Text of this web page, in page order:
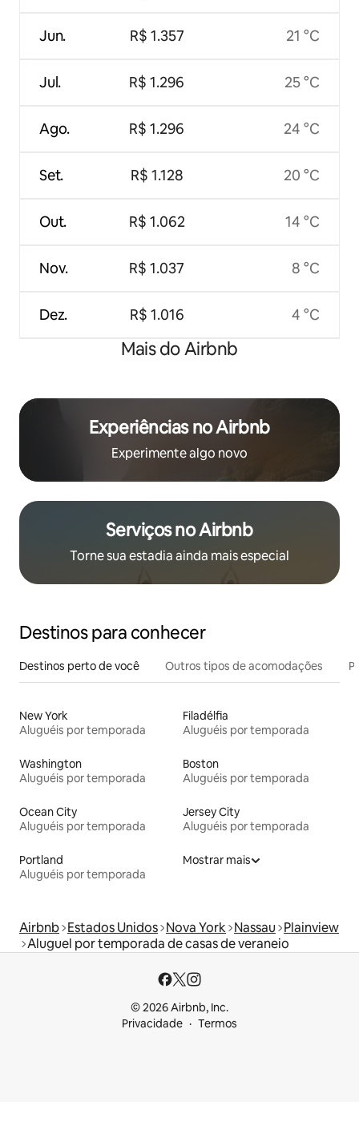
Jun.
Jul.
Ago.
Set.
Out.
Nov.
Dez.
R$ 1.357
R$ 1.296
R$ 1.296
R$ 1.128
R$ 1.062
R$ 1.037
R$ 1.016
21 °C
25 °C
24 °C
20 °C
14 °C
8 °C
4 °C
Mais do Airbnb
Experiências no Airbnb
Experimente algo novo
Serviços no Airbnb
Torne sua estadia ainda mais especial
Destinos para conhecer
Destinos perto de você Outros tipos de acomodações
New York
Aluguéis por temporada
Filadélfia
Aluguéis por temporada
Washington
Aluguéis por temporada
Boston
Aluguéis por temporada
Ocean City
Aluguéis por temporada
Jersey City
Aluguéis por temporada
Portland
Aluguéis por temporada
Mostrar mais
Airbnb Estados Unidos Nova York Nassau Plainview
Aluguel por temporada de casas de veraneio
© 2026 Airbnb, Inc.
Privacidade
Termos